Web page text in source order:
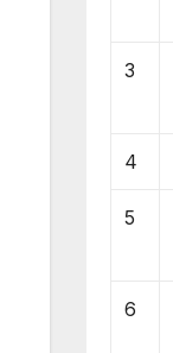
3
4
5
6